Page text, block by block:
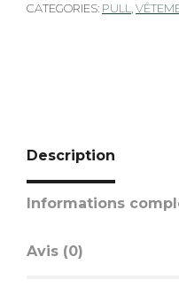
CATEGORIES: PULL
Description
Informations
Avis (0)